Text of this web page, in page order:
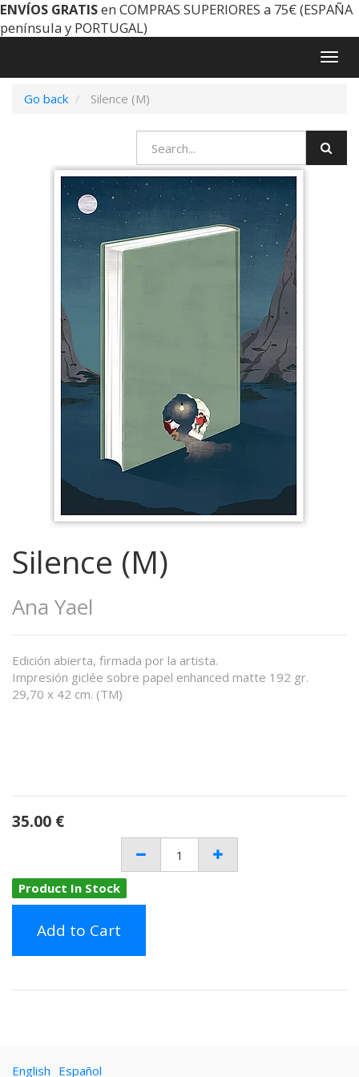
ENVÍOS GRATISen COMPRAS SUPERIORES a 75€ (ESPAÑA
península y PORTUGAL)
Go back
Silence (M)
Silence (M)
Ana Yael
Edición abierta, firmada por la artista.
Impresión giclée sobre papel enhanced matte 192 gr.
29,70 x 42 cm. (TM)
35.00 €
Product In Stock
Add to Cart
English Español